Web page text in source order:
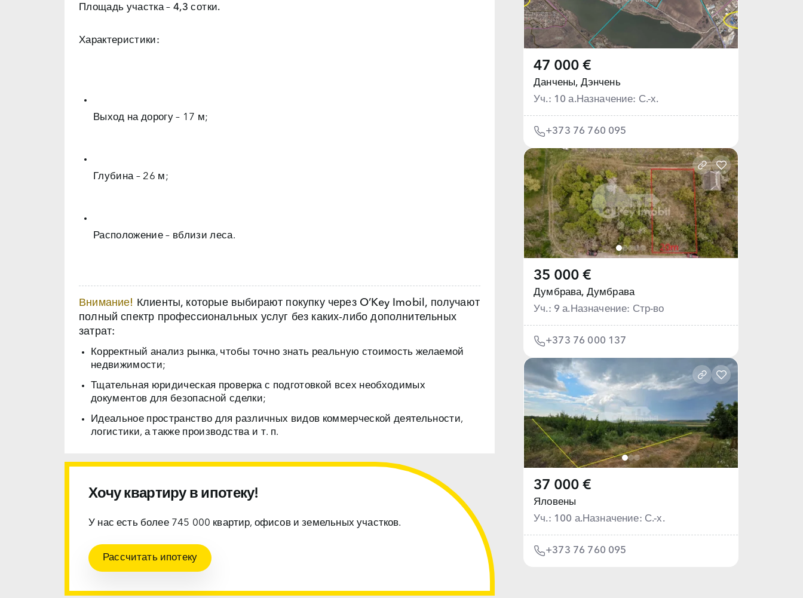
Площадь участка –4,3 сотки.
Характеристики:
Выход на дорогу – 17 м;
Глубина – 26 м;
Расположение – вблизи леса.
Внимание!
Клиенты, которые выбирают покупку через O’Key Imobil, получают
полный спектр профессиональных услуг без каких‑либо дополнительных
затрат:
Корректный анализ рынка, чтобы точно знать реальную стоимость желаемой
недвижимости;
Тщательная юридическая проверка с подготовкой всех необходимых
документов для безопасной сделки;
Идеальное пространство для различных видов коммерческой деятельности,
логистики, а также производства и т. п.
Хочу квартиру в ипотеку!
У нас есть более 745 000 квартир, офисов и земельных участков.
Рассчитать ипотеку
47 000 €
Данчены, Дэнчень
Уч.: 10 а.Назначение: С.-х.
+373 76 760 095
35 000 €
Думбрава, Думбрава
Уч.: 9 а. Назначение: Стр-во
+373 76 000 137
37 000 €
Яловены
Уч.: 100 а.Назначение: С.-х.
+373 76 760 095